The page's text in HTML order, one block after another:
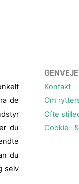
de
du
du
selv
GENVEJE
Kontakt
Om
Ofte
Cookie-